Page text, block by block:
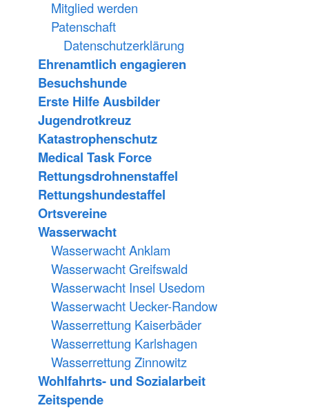
Mitglied werden
Patenschaft
Datenschutzerklärung
Ehrenamtlich engagieren
Besuchshunde
Erste Hilfe Ausbilder
Jugendrotkreuz
Katastrophenschutz
Medical Task Force
Rettungsdrohnenstaffel
Rettungshundestaffel
Ortsvereine
Wasserwacht
Wasserwacht Anklam
Wasserwacht Greifswald
Wasserwacht Insel Usedom
Wasserwacht Uecker-Randow
Wasserrettung Kaiserbäder
Wasserrettung Karlshagen
Wasserrettung Zinnowitz
Wohlfahrts- und Sozialarbeit
Zeitspende